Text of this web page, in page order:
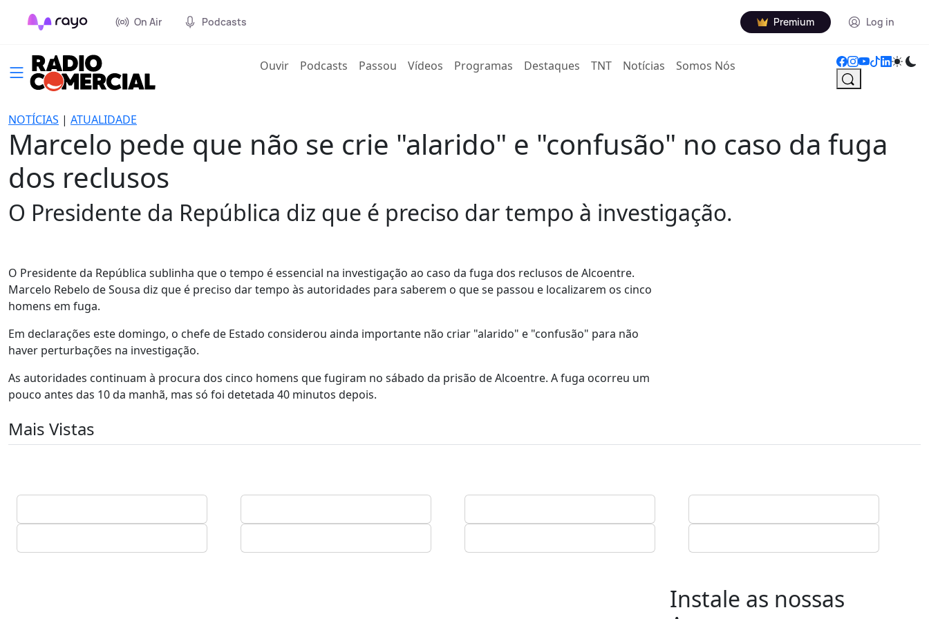
On Air Podcasts Premium Log in
Ouvir(current)
Podcasts Passou Vídeos Programas Destaques TNT Notícias Somos Nós
NOTÍCIAS | ATUALIDADE
Marcelo pede que não se crie "alarido" e "confusão" no caso da fuga
dos reclusos
O Presidente da República diz que é preciso dar tempo à investigação.
O Presidente da República sublinha que o tempo é essencial na investigação ao caso da fuga dos reclusos de Alcoentre.
Marcelo Rebelo de Sousa diz que é preciso dar tempo às autoridades para saberem o que se passou e localizarem os cinco
homens em fuga.
Em declarações este domingo, o chefe de Estado considerou ainda importante não criar "alarido" e "confusão" para não
haver perturbações na investigação.
As autoridades continuam à procura dos cinco homens que fugiram no sábado da prisão de Alcoentre. A fuga ocorreu um
pouco antes das 10 da manhã, mas só foi detetada 40 minutos depois.
Mais Vistas
Instale as nossas